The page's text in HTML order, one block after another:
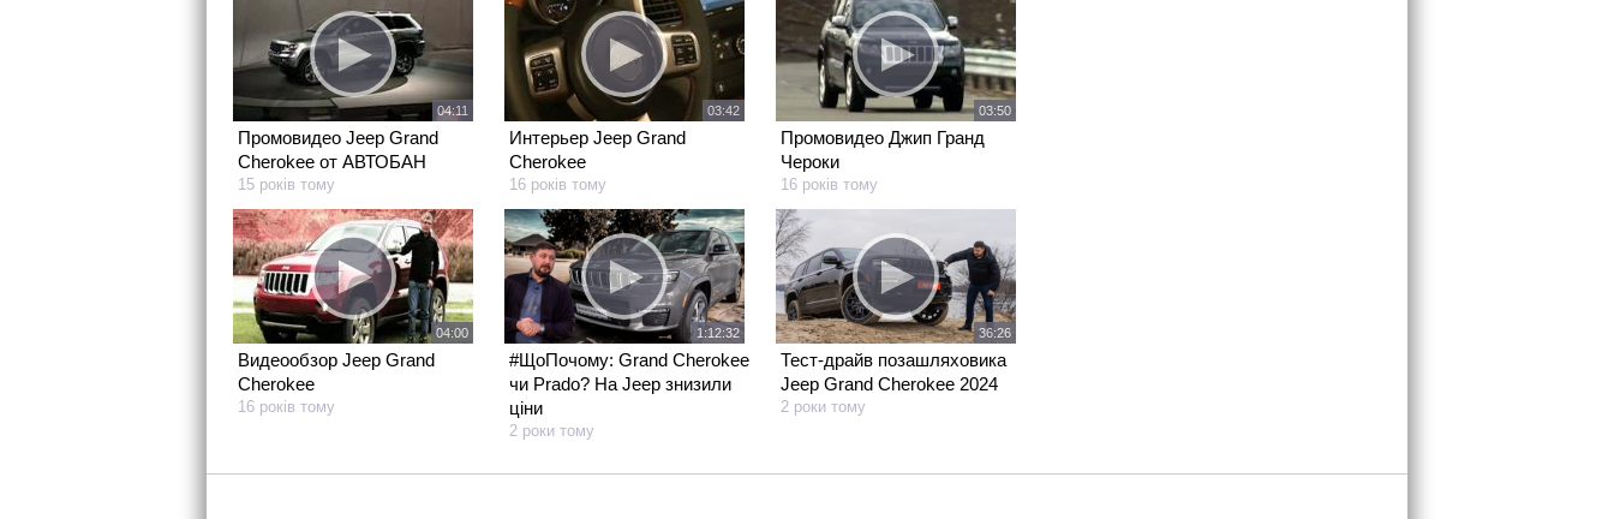
04:11
Промовидео Jeep Grand
Cherokee от АВТОБАН
15 років тому
03:42
Интерьер Jeep Grand
Cherokee
16 років тому
03:50
Промовидео Джип Гранд
Чероки
16 років тому
04:00
Видеообзор Jeep Grand
Cherokee
16 років тому
1:12:32
#ЩоПочому: Grand Cherokee
чи Prado? На Jeep знизили
ціни
2 роки тому
36:26
Тест-драйв позашляховика
Jeep Grand Cherokee 2024
2 роки тому